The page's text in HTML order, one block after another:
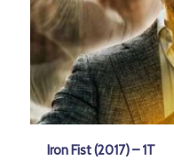
Iron Fist (2017) – 1T